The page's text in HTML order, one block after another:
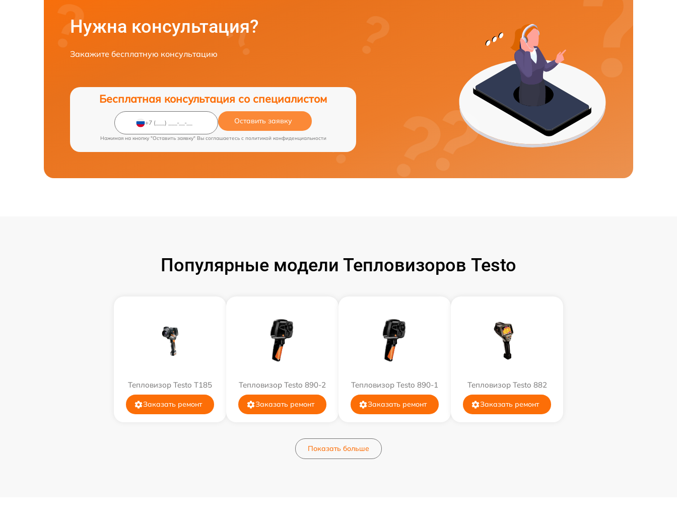
Нужна консультация?
Закажите бесплатную консультацию
Бесплатная консультация со специалистом
Оставить заявку
Нажимая на кнопку "Оставить заявку" Вы соглашаетесь c политикой конфиденциальности
Популярные модели Тепловизоров Testo
Тепловизор Testo T185
Заказать ремонт
Тепловизор Testo 890-2
Заказать ремонт
Тепловизор Testo 890-1
Заказать ремонт
Тепловизор Testo 882
Заказать ремонт
Показать больше